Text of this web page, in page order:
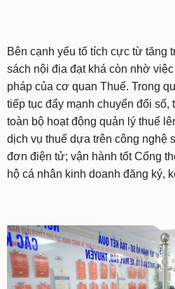
Bên cạnh yếu tố tích cực từ tăng
sách nội địa đạt khá còn nhờ
pháp của cơ quan Thuế. Trong
tiếp tục đẩy mạnh chuyển đổi
toàn bộ hoạt động quản lý thuế
dịch vụ thuế dựa trên công nghệ
đơn điện tử; vận hành tốt Cổng
hộ cá nhân kinh doanh đăng ký,